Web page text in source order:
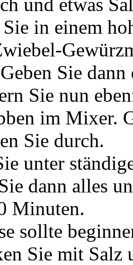
in einem
Sie
Sie nun
im Mixer.
Sie durch.
unter
dann alles
Minuten.
sollte
Sie mit Salz